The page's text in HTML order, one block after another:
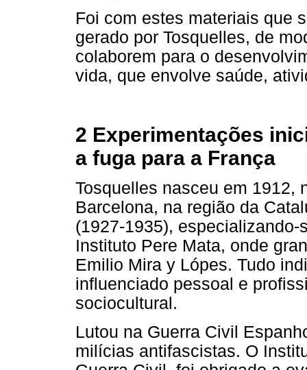
Foi com estes materiais que
gerado por Tosquelles, de
colaborem para o
vida, que envolve saúde,
2 Experimentações
a fuga para a França
Tosquelles nasceu em 1912,
Barcelona, na região da
(1927-1935),
Instituto Pere Mata, onde
Emilio Mira y Lópes. Tudo
influenciado pessoal e
sociocultural.
Lutou na Guerra Civil
milícias antifascistas. O